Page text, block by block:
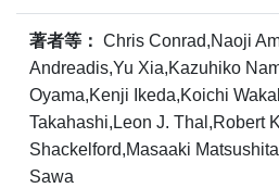
著者等： Chris Conrad,Naoji
Andreadis,Yu Xia,Kazuhiko
Oyama,Kenji Ikeda,Koichi
Takahashi,Leon J. Thal,Robert
Shackelford,Masaaki
Sawa